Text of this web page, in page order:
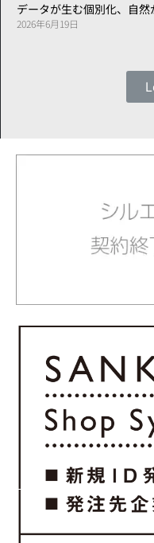
データが生む個別化、自
2026年6月19日